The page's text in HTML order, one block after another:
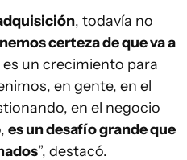
, todavía no
certeza de que va a
es un crecimiento para
en gente, en el
en el negocio
es un desafío grande que
”, destacó.